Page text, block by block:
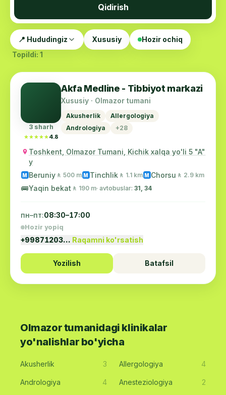
Qidirish
📍 Hududingiz Xususiy
Hozir ochiq
Topildi: 1
3 sharh
★★★★★
★★★★★ 4.8
Akfa Medline - Tibbiyot markazi
Xususiy · Olmazor tumani
Akusherlik
Allergologiya
Andrologiya
+28
Toshkent, Olmazor Tumani, Kichik xalqa yo'li 5 "A"
y
M Beruniy 🚶 500 m M Tinchlik 🚶 1.1 km M Chorsu 🚶 2.9 km
🚌Yaqin bekat 🚶 190 m· avtobuslar: 31, 34
пн–пт:08:30–17:00
Hozir yopiq
+99871203… Raqamni ko'rsatish
Yozilish Batafsil
Olmazor tumanidagi klinikalar
yo'nalishlar bo'yicha
Akusherlik 3 Allergologiya 4
Andrologiya 4 Anesteziologiya 2